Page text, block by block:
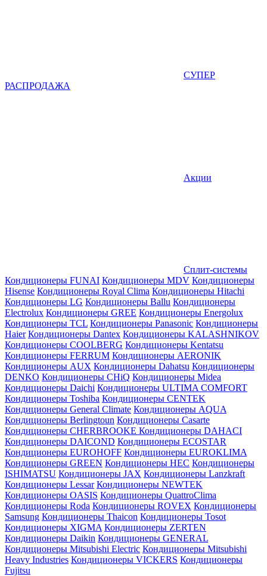
СУПЕР
РАСПРОДАЖА
Акции
Сплит-системы
Кондиционеры FUNAI Кондиционеры MDV Кондиционеры
Hisense Кондиционеры Royal Clima Кондиционеры Hitachi
Кондиционеры LG Кондиционеры Ballu Кондиционеры
Electrolux Кондиционеры GREE Кондиционеры Energolux
Кондиционеры TCL Кондиционеры Panasonic Кондиционеры
Haier Кондиционеры Dantex Кондиционеры KALASHNIKOV
Кондиционеры СOOLBERG Кондиционеры Kentatsu
Кондиционеры FERRUM Кондиционеры AERONIK
Кондиционеры AUX Кондиционеры Dahatsu Кондиционеры
DENKO Кондиционеры CHiQ Кондиционеры Midea
Кондиционеры Daichi Кондиционеры ULTIMA COMFORT
Кондиционеры Toshiba Кондиционеры CENTEK
Кондиционеры General Climate Кондиционеры AQUA
Кондиционеры Berlingtoun Кондиционеры Casarte
Кондиционеры CHERBROOKE Кондиционеры DAHACI
Кондиционеры DAICOND Кондиционеры ECOSTAR
Кондиционеры EUROHOFF Кондиционеры EUROKLIMA
Кондиционеры GREEN Кондиционеры HEC Кондиционеры
ISHIMATSU Кондиционеры JAX Кондиционеры Lanzkraft
Кондиционеры Lessar Кондиционеры NEWTEK
Кондиционеры OASIS Кондиционеры QuattroClima
Кондиционеры Roda Кондиционеры ROVEX Кондиционеры
Samsung Кондиционеры Thaicon Кондиционеры Tosot
Кондиционеры XIGMA Кондиционеры ZERTEN
Кондиционеры Daikin Кондиционеры GENERAL
Кондиционеры Mitsubishi Electric Кондиционеры Mitsubishi
Heavy Industries Кондиционеры VICKERS Кондиционеры
Fujitsu